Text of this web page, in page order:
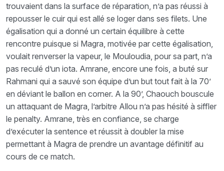
trouvaient dans la surface de réparation, n’a pas réussi à
repousser le cuir qui est allé se loger dans ses filets. Une
égalisation qui a donné un certain équilibre à cette
rencontre puisque si Magra, motivée par cette égalisation,
voulait renverser la vapeur, le Mouloudia, pour sa part, n’a
pas reculé d’un iota. Amrane, encore une fois, a buté sur
Rahmani qui a sauvé son équipe d’un but tout fait à la 70’
en déviant le ballon en corner. A la 90’, Chaouch bouscule
un attaquant de Magra, l’arbitre Allou n’a pas hésité à siffler
le penalty. Amrane, très en confiance, se charge
d’exécuter la sentence et réussit à doubler la mise
permettant à Magra de prendre un avantage définitif au
cours de ce match.